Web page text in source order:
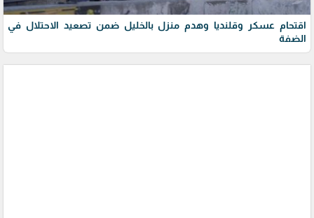
اقتحام عسكر وقلنديا وهدم منزل بالخليل ضمن تصعيد الاحتلال في
الضفة